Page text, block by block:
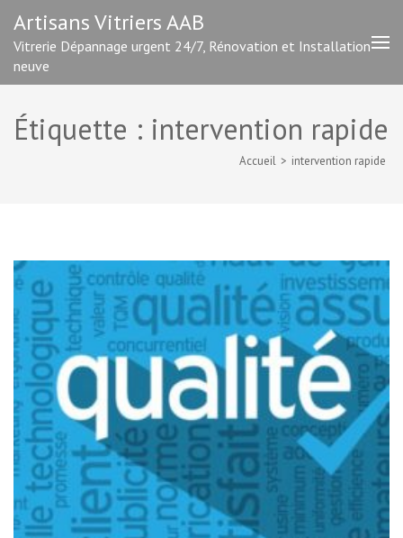
contenu
(Pressez
Entrée)
Artisans Vitriers AAB
Vitrerie Dépannage urgent 24/7, Rénovation et Installation
neuve
Étiquette : intervention rapide
Accueil > intervention rapide